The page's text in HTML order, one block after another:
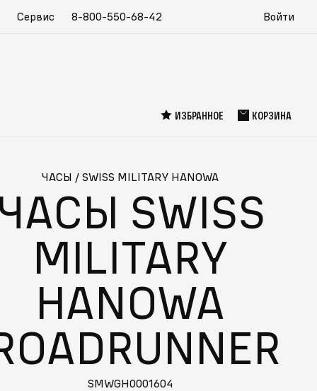
Сервис 8-800-550-68-42 Войти
ИЗБРАННОЕ КОРЗИНА
ЧАСЫ / SWISS MILITARY HANOWA
ЧАСЫ SWISS
MILITARY
HANOWA
SMWGH0001604